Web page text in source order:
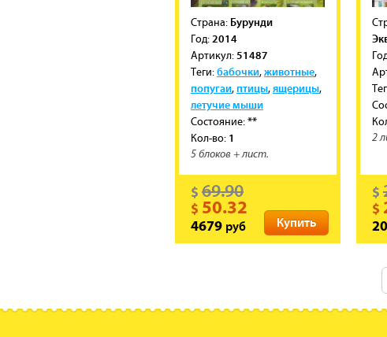
Cтрана: Бурунди
Год: 2014
Артикул: 51487
Теги:бабочки,животные,
попугаи,птицы,ящерицы,
летучие мыши
Состояние:**
Кол-во: 1
5 блоков + лист.
Купить
$ 69.90
$ 50.32
4679 руб
2
$
$